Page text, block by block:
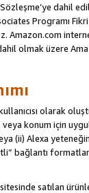
dahil
Programı
Amazon.com
olmak üzere
olarak
konum için
(ii) Alexa
bağlantı
satılan